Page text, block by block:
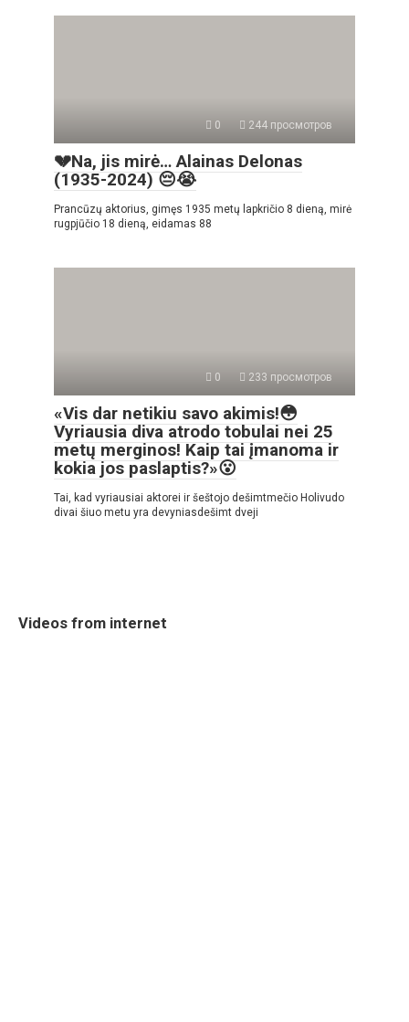
0 244 просмотров
💔Na, jis mirė… Alainas Delonas
(1935-2024) 😔😭
Prancūzų aktorius, gimęs 1935 metų lapkričio 8 dieną, mirė
rugpjūčio 18 dieną, eidamas 88
0 233 просмотров
«Vis dar netikiu savo akimis!😳
Vyriausia diva atrodo tobulai nei 25
metų merginos! Kaip tai įmanoma ir
kokia jos paslaptis?»😮
Tai, kad vyriausiai aktorei ir šeštojo dešimtmečio Holivudo
divai šiuo metu yra devyniasdešimt dveji
Videos from internet